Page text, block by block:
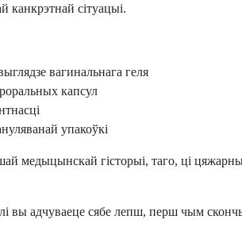
канкрэтнай сітуацыі.
вагинальнага геля
капсул
упакоўкі
медыцынскай гісторыі, таго, ці
вы адчуваеце сябе лепш, перш чым